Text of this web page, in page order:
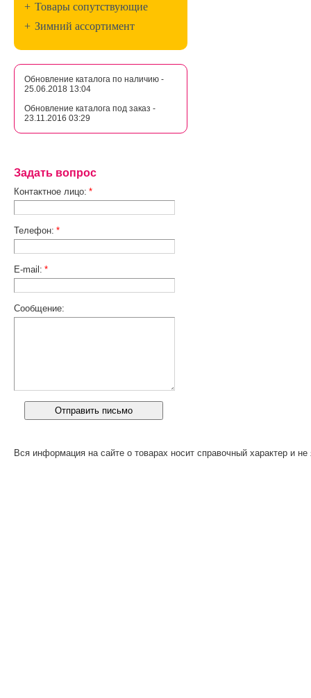
+ Товары сопутствующие
+ Зимний ассортимент
Обновление каталога по наличию -
25.06.2018 13:04
Обновление каталога под заказ -
23.11.2016 03:29
Задать вопрос
Контактное лицо: *
Телефон: *
E-mail: *
Сообщение:
Вся информация на сайте о товарах носит справочный характер и